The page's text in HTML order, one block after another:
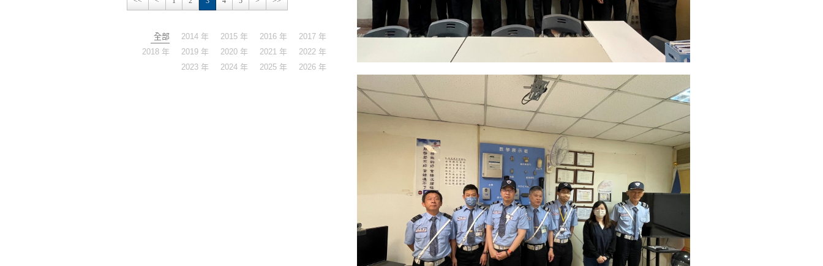
全部 2014 年 2015 年 2016 年
2017 年
2018 年
2019 年 2020 年 2021 年
2022 年
2023 年
2024 年 2025 年 2026 年